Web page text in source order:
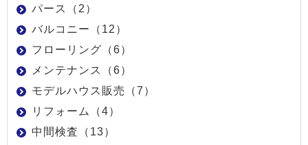
パース（2）
バルコニー（12）
フローリング（6）
メンテナンス（6）
モデルハウス販売（7）
リフォーム（4）
中間検査（13）